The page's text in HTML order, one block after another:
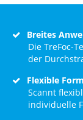
Breites
Die TreFoc-
der
Flexible
Scannt
individuelle